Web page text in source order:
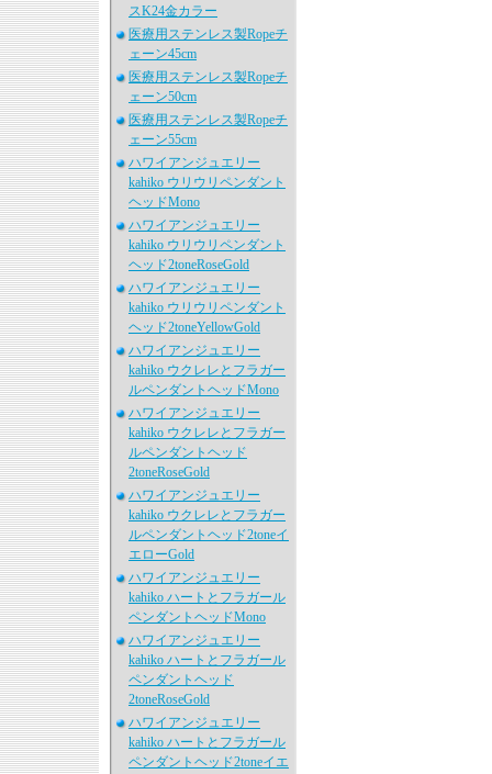
スK24金カラー
医療用ステンレス製Ropeチ
ェーン45cm
医療用ステンレス製Ropeチ
ェーン50cm
医療用ステンレス製Ropeチ
ェーン55cm
ハワイアンジュエリー
kahiko ウリウリペンダント
ヘッドMono
ハワイアンジュエリー
kahiko ウリウリペンダント
ヘッド2toneRoseGold
ハワイアンジュエリー
kahiko ウリウリペンダント
ヘッド2toneYellowGold
ハワイアンジュエリー
kahiko ウクレレとフラガー
ルペンダントヘッドMono
ハワイアンジュエリー
kahiko ウクレレとフラガー
ルペンダントヘッド
2toneRoseGold
ハワイアンジュエリー
kahiko ウクレレとフラガー
ルペンダントヘッド2toneイ
エローGold
ハワイアンジュエリー
kahiko ハートとフラガール
ペンダントヘッドMono
ハワイアンジュエリー
kahiko ハートとフラガール
ペンダントヘッド
2toneRoseGold
ハワイアンジュエリー
kahiko ハートとフラガール
ペンダントヘッド2toneイエ